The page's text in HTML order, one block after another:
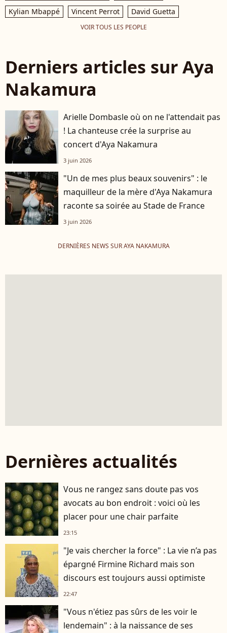
Kylian Mbappé
Vincent Perrot David Guetta
VOIR TOUS LES PEOPLE
Derniers articles sur Aya
Nakamura
Arielle Dombasle où on ne l'attendait pas
! La chanteuse crée la surprise au
concert d'Aya Nakamura
3 juin 2026
"Un de mes plus beaux souvenirs" : le
maquilleur de la mère d'Aya Nakamura
raconte sa soirée au Stade de France
3 juin 2026
DERNIÈRES NEWS SUR AYA NAKAMURA
Dernières actualités
Vous ne rangez sans doute pas vos
avocats au bon endroit : voici où les
placer pour une chair parfaite
23:15
"Je vais chercher la force" : La vie n’a pas
épargné Firmine Richard mais son
discours est toujours aussi optimiste
22:47
"Vous n'étiez pas sûrs de les voir le
lendemain" : à la naissance de ses